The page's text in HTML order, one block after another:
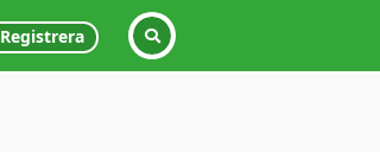
Registrera